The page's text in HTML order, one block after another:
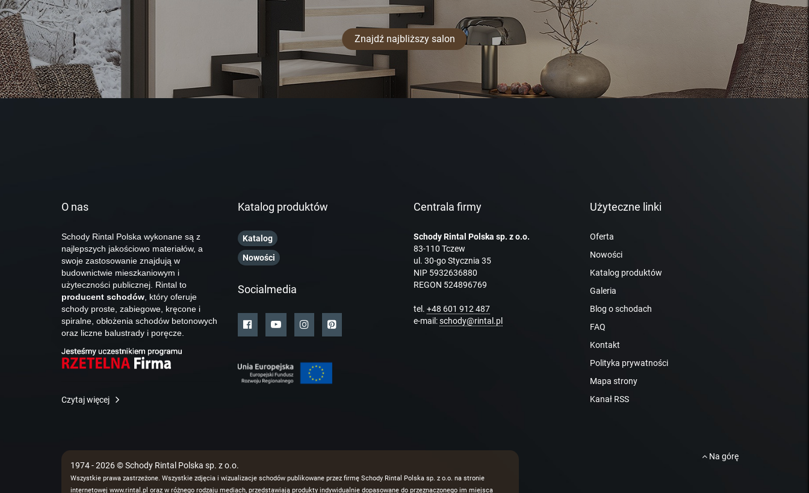
Znajdź najbliższy salon
O nas
Schody Rintal Polska wykonane są z
najlepszych jakościowo materiałów, a
swoje zastosowanie znajdują w
budownictwie mieszkaniowym i
użyteczności publicznej. Rintal to
producent schodów , który oferuje
schody proste, zabiegowe, kręcone i
spiralne, obłożenia schodów betonowych
oraz liczne balustrady i poręcze.
Czytaj więcej
Katalog produktów
Katalog
Nowości
Socialmedia
Centrala firmy
Schody Rintal Polska sp. z o.o.
83-110 Tczew
ul. 30-go Stycznia 35
NIP 5932636880
REGON 524896769
tel. +48 601 912 487
e-mail:schody@rintal.pl
Użyteczne linki
Oferta
Nowości
Katalog produktów
Galeria
Blog o schodach
FAQ
Kontakt
Polityka prywatności
Mapa strony
Kanał RSS
1974 - 2026 © Schody Rintal Polska sp. z o.o.
Wszystkie prawa zastrzeżone. Wszystkie zdjęcia i wizualizacje schodów publikowane przez firmę Schody Rintal Polska sp. z o.o. na stronie
internetowej www.rintal.pl oraz w różnego rodzaju mediach, przedstawiają produkty indywidualnie dopasowane do przeznaczonego im miejsca
Na górę